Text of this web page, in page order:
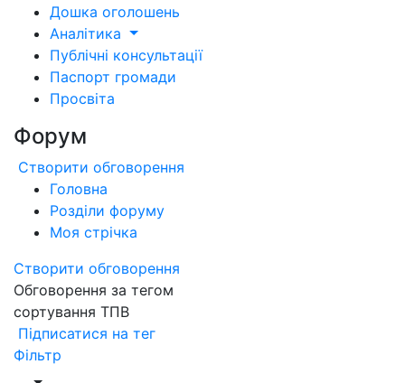
Дошка оголошень
Аналітика
Публічні консультації
Паспорт громади
Просвіта
Форум
Створити обговорення
Головна
Розділи форуму
Моя стрічка
Створити обговорення
Обговорення за тегом
сортування ТПВ
Підписатися на тег
Фільтр